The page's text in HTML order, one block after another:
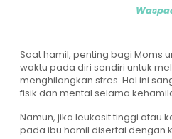
Saat hamil, penting bagi Moms
waktu pada diri sendiri untuk
menghilangkan stres. Hal ini
fisik dan mental selama
Namun, jika leukosit tinggi atau
pada ibu hamil disertai dengan